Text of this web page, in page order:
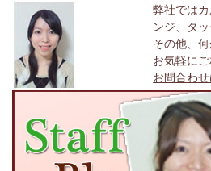
弊社では
ンジ、タ
その他、
お気軽にご
お問合わ